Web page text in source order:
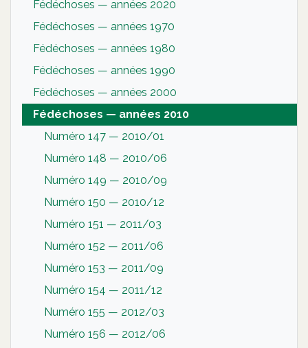
Fédéchoses — années 2020
Fédéchoses — années 1970
Fédéchoses — années 1980
Fédéchoses — années 1990
Fédéchoses — années 2000
Fédéchoses — années 2010
Numéro 147 — 2010/01
Numéro 148 — 2010/06
Numéro 149 — 2010/09
Numéro 150 — 2010/12
Numéro 151 — 2011/03
Numéro 152 — 2011/06
Numéro 153 — 2011/09
Numéro 154 — 2011/12
Numéro 155 — 2012/03
Numéro 156 — 2012/06